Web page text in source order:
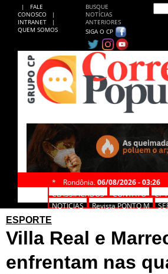
|
FALE
CONOSCO
|
INTRANET
|
QUEM SOMOS
BUSQUE
NOTÍCIAS
ANTERIORES
SIGA O CP
* Rondônia, 06/08/2026 - 03:26
CLASSIFICADOS
CONTATO CP
NOTÍCIAS
Revista PONTO M
ESPORTE
Villa Real e
enfrentam nas